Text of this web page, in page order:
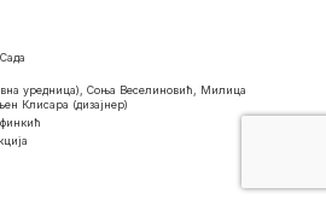
уредница), Соња Веселиновић, Милица
Клисара (дизајнер)